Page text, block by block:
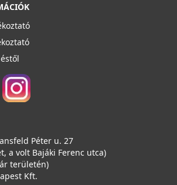
79 990 Ft
Rendelésre
Péter u. 27
a volt Bajáki Ferenc utca)
területén)
Kft.